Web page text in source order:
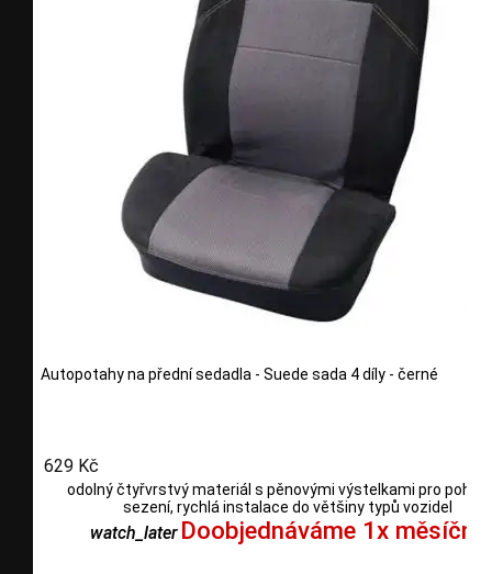
Autopotahy na přední sedadla - Suede sada 4 díly - černé
629 Kč
odolný čtyřvrstvý materiál s pěnovými výstelkami pro
sezení, rychlá instalace do většiny typů vozidel
watch_later Doobjednáváme 1x měsíčně